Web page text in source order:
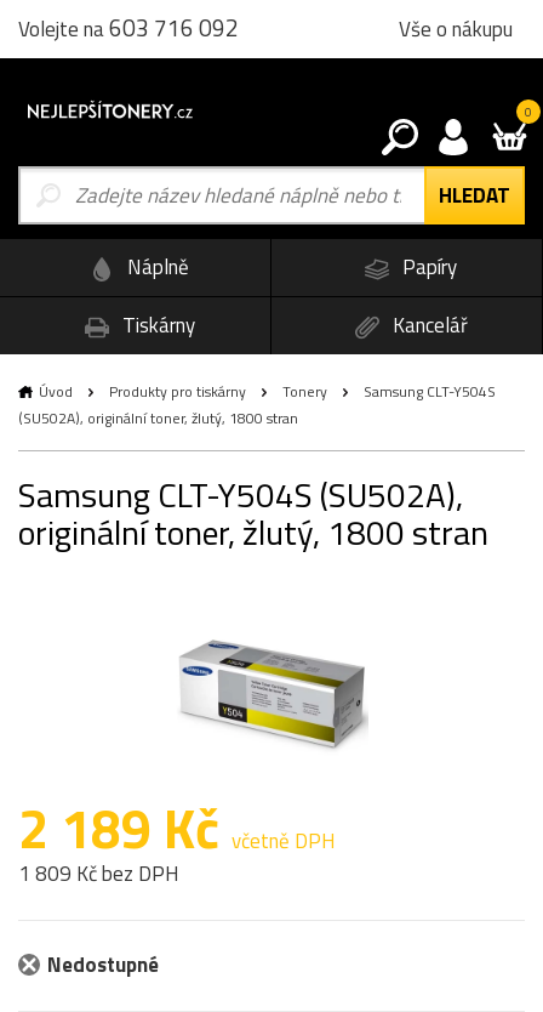
Volejte na603 716 092 Vše o nákupu
0
Náplně
Papíry
Tiskárny
Kancelář
Úvod Produkty pro tiskárny Tonery
Samsung CLT-Y504S
(SU502A), originální toner, žlutý, 1800 stran
Samsung CLT-Y504S (SU502A),
originální toner, žlutý, 1800 stran
2 189 Kč včetně DPH
1 809 Kč bez DPH
Nedostupné